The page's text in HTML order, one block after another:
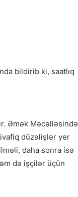
bildirib ki, saatlıq
Əmək Məcəlləsində
düzəlişlər yer
daha sonra isə
də işçilər üçün